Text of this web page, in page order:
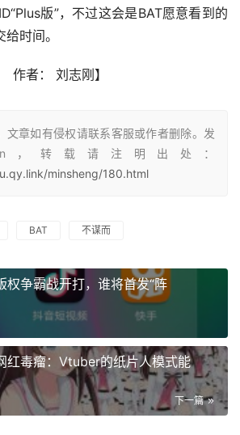
版”，不过这会是BAT愿意看到的
时间。
作者： 刘志刚】
文章如有侵权请联系客服或作者删除。发
，转载请注明出处：
minsheng/180.html
BAT 不谋而
权争霸战开打，谁将首发“阵
红毒瘤：Vtuber的纸片人模式能
下一篇